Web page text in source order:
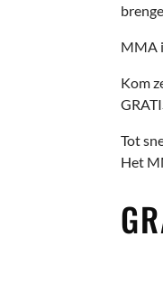
MMA
Kom
Tot
Het